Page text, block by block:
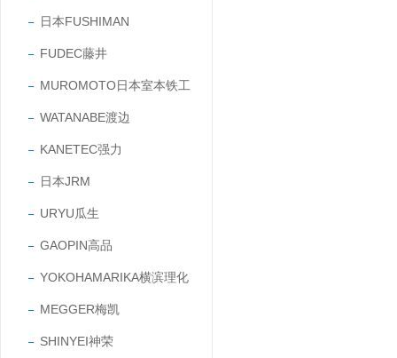
日本FUSHIMAN
FUDEC藤井
MUROMOTO日本室本铁工
WATANABE渡边
KANETEC强力
日本JRM
URYU瓜生
GAOPIN高品
YOKOHAMARIKA横滨理化
MEGGER梅凯
SHINYEI神荣